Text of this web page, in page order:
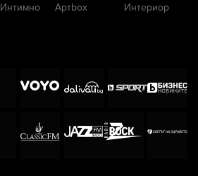
Интимно
Артbox
Интериор